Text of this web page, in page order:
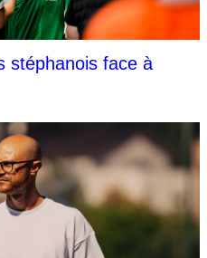
stéphanois face à